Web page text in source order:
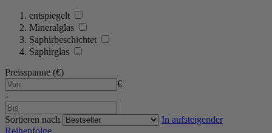
entspiegelt
Mineralglas
Saphirbeschichtet
Saphirglas
Preisspanne (€)
€
-
Sortieren nach
In aufsteigender
Reihenfolge